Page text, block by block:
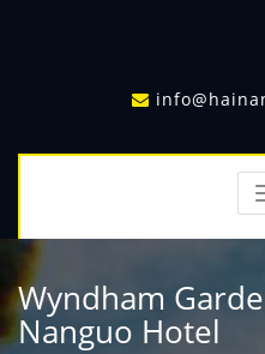
Wyndham
Nanguo Hotel